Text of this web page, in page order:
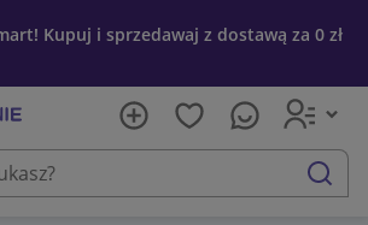
Kupuj i sprzedawaj z dostawą za 0 zł
szukaj